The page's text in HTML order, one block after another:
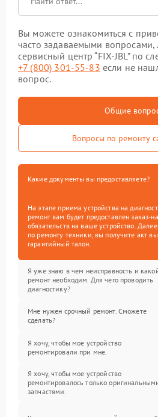
Вы можете ознакомиться с
часто задаваемыми вопросами,
сервисный центр “FIX-JBL” по
+7 (800) 301-55-83 если не
вопрос.
Общие
Вопросы по ремонту
Какие документы вы предоставляете?
На этапе приема устройства на
ремонт вам будет предоставлен заказ-
обязательств на ваше устройство.
по ремонту техники, вы получите акт
гарантийный талон.
Я уже знаю в чем неисправность и
ремонт необходим. Для чего проводить
диагностику?
Мне нужен срочный ремонт. Сможете
сделать?
Я хочу, чтобы мое устройство
ремонтировали при мне.
Я хочу, чтобы мое устройство
ремонтировалось только
запчастями.